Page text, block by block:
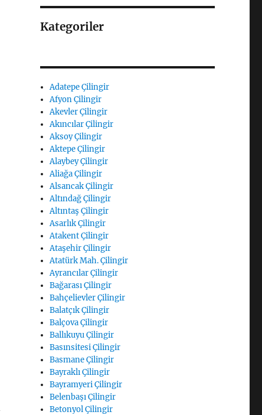
Kategoriler
Adatepe Çilingir
Afyon Çilingir
Akevler Çilingir
Akıncılar Çilingir
Aksoy Çilingir
Aktepe Çilingir
Alaybey Çilingir
Aliağa Çilingir
Alsancak Çilingir
Altındağ Çilingir
Altıntaş Çilingir
Asarlık Çilingir
Atakent Çilingir
Ataşehir Çilingir
Atatürk Mah. Çilingir
Ayrancılar Çilingir
Bağarası Çilingir
Bahçelievler Çilingir
Balatçık Çilingir
Balçova Çilingir
Ballıkuyu Çilingir
Basınsitesi Çilingir
Basmane Çilingir
Bayraklı Çilingir
Bayramyeri Çilingir
Belenbaşı Çilingir
Betonyol Çilingir